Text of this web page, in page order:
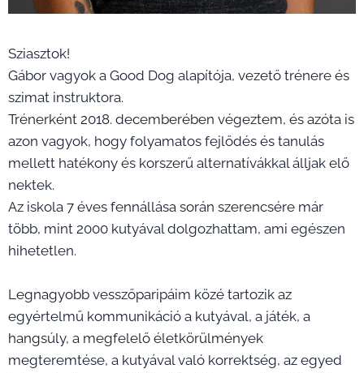
Sziasztok!
Gábor vagyok a Good Dog alapítója, vezető trénere és
szimat instruktora.
Trénerként 2018. decemberében végeztem, és azóta is
azon vagyok, hogy folyamatos fejlődés és tanulás
mellett hatékony és korszerű alternatívákkal álljak elő
nektek.
Az iskola 7 éves fennállása során szerencsére már
több, mint 2000 kutyával dolgozhattam, ami egészen
hihetetlen.
Legnagyobb vesszőparipáim közé tartozik az
egyértelmű kommunikáció a kutyával, a játék, a
hangsúly, a megfelelő életkörülmények
megteremtése, a kutyával való korrektség, az egyed